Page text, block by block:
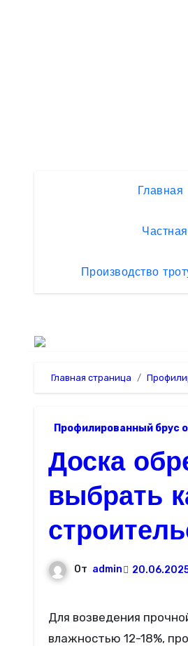
Главная
Производство
Главная страница
Профилированный брус
Доска
выбрать
От admin
Для возведения прочной деревянной конструкции в районе Кипрево, приобретайте сосновый брус с
влажностью 12-18%,